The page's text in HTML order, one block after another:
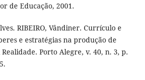
de Educação, 2001.
RIBEIRO, Vândiner. Currículo e
e estratégias na produção de
Porto Alegre, v. 40, n. 3, p.